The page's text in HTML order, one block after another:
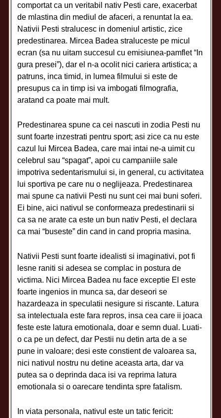
comportat ca un veritabil nativ Pesti care, exacerbat
de mlastina din mediul de afaceri, a renuntat la ea.
Nativii Pesti stralucesc in domeniul artistic, zice
predestinarea. Mircea Badea straluceste pe micul
ecran (sa nu uitam succesul cu emisiunea-pamflet “In
gura presei”), dar el n-a ocolit nici cariera artistica; a
patruns, inca timid, in lumea filmului si este de
presupus ca in timp isi va imbogati filmografia,
aratand ca poate mai mult.
Predestinarea spune ca cei nascuti in zodia Pesti nu
sunt foarte inzestrati pentru sport; asi zice ca nu este
cazul lui Mircea Badea, care mai intai ne-a uimit cu
celebrul sau “spagat”, apoi cu campaniile sale
impotriva sedentarismului si, in general, cu activitatea
lui sportiva pe care nu o neglijeaza. Predestinarea
mai spune ca nativii Pesti nu sunt cei mai buni soferi.
Ei bine, aici nativul se conformeaza predestinarii si
ca sa ne arate ca este un bun nativ Pesti, el declara
ca mai “buseste” din cand in cand propria masina.
Nativii Pesti sunt foarte idealisti si imaginativi, pot fi
lesne raniti si adesea se complac in postura de
victima. Nici Mircea Badea nu face exceptie El este
foarte ingenios in munca sa, dar deseori se
hazardeaza in speculatii nesigure si riscante. Latura
sa intelectuala este fara repros, insa cea care ii joaca
feste este latura emotionala, doar e semn dual. Luati-
o ca pe un defect, dar Pestii nu detin arta de a se
pune in valoare; desi este constient de valoarea sa,
nici nativul nostru nu detine aceasta arta, dar va
putea sa o deprinda daca isi va reprima latura
emotionala si o oarecare tendinta spre fatalism.
In viata personala, nativul este un tatic fericit: